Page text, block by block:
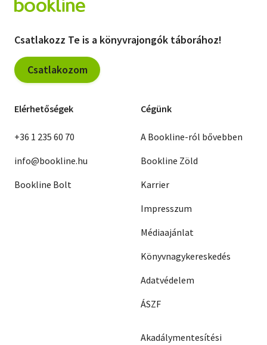
Csatlakozz Te is a könyvrajongók táborához!
Csatlakozom
Elérhetőségek
+36 1 235 60 70
info@bookline.hu
Bookline Bolt
Cégünk
A Bookline-ról bővebben
Bookline Zöld
Karrier
Impresszum
Médiaajánlat
Könyvnagykereskedés
Adatvédelem
ÁSZF
Akadálymentesítési